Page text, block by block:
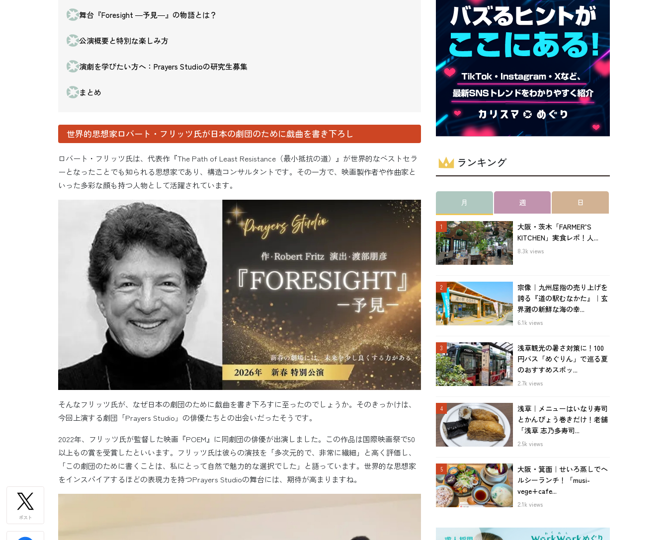
舞台『Foresight ―予見―』の物語とは？
公演概要と特別な楽しみ方
演劇を学びたい方へ：Prayers Studioの研究生募集
まとめ
世界的思想家ロバート・フリッツ氏が日本の劇団のために戯曲を書き下ろし
ロバート・フリッツ氏は、代表作『The Path of Least Resistance（最小抵抗の道）』が世界的なベストセラ
ーとなったことでも知られる思想家であり、構造コンサルタントです。その一方で、映画製作者や作曲家と
いった多彩な顔も持つ人物として活躍されています。
そんなフリッツ氏が、なぜ日本の劇団のために戯曲を書き下ろすに至ったのでしょうか。そのきっかけは、
今回上演する劇団「Prayers Studio」の俳優たちとの出会いだったそうです。
2022年、フリッツ氏が監督した映画『POEM』に同劇団の俳優が出演しました。この作品は国際映画祭で50
以上もの賞を受賞したといいます。フリッツ氏は彼らの演技を「多次元的で、非常に繊細」と高く評価し、
「この劇団のために書くことは、私にとって自然で魅力的な選択でした」と語っています。世界的な思想家
をインスパイアするほどの表現力を持つPrayers Studioの舞台には、期待が高まりますね。
ランキング
月 週 日
大阪・茨木「FARMER’S
KITCHEN」実食レポ！人...
8.3k views
宗像｜九州屈指の売り上げを
誇る『道の駅むなかた』｜玄
界灘の新鮮な海の幸...
6.1k views
浅草観光の暑さ対策に！100
円バス「めぐりん」で巡る夏
のおすすめスポッ...
2.7k views
浅草｜メニューはいなり寿司
とかんぴょう巻きだけ！老舗
「浅草 志乃多寿司...
2.5k views
大阪・箕面｜せいろ蒸しでヘ
ルシーランチ！「musi-
vege+cafe...
2.1k views
ポスト